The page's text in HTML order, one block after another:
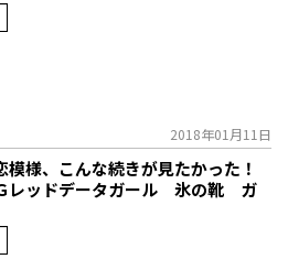
2018年01月11日
模様、こんな続きが見たかった！
レッドデータガール 氷の靴 ガ